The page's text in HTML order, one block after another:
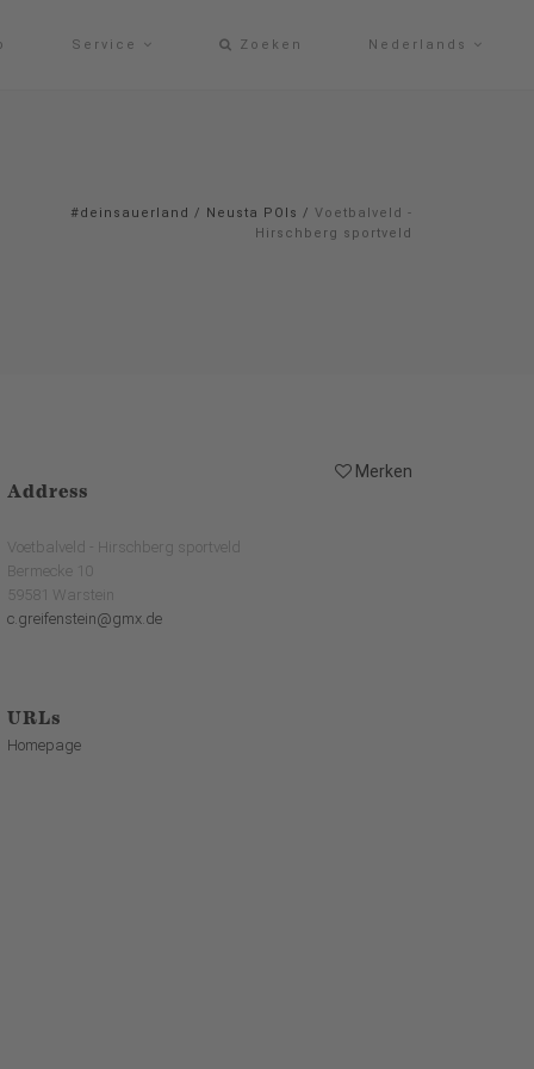
Service Zoeken Nederlands
#deinsauerland / Neusta POIs / Voetbalveld -
Hirschberg sportveld
Merken
Address
Voetbalveld - Hirschberg sportveld
Bermecke 10
59581 Warstein
c.greifenstein@gmx.de
URLs
Homepage